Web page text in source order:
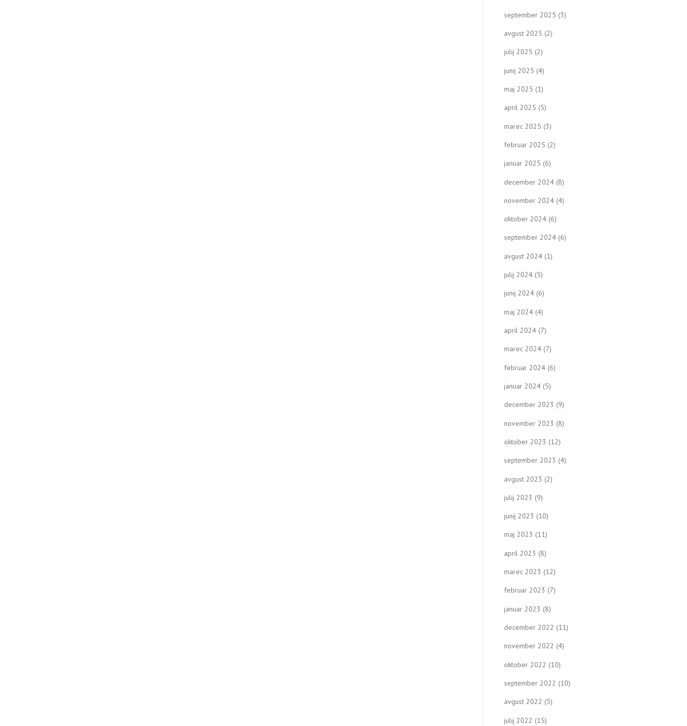
september 2025 (3)
avgust 2025 (2)
julij 2025 (2)
junij 2025 (4)
maj 2025 (1)
april 2025 (5)
marec 2025 (3)
februar 2025 (2)
januar 2025 (6)
december 2024 (8)
november 2024 (4)
oktober 2024 (6)
september 2024 (6)
avgust 2024 (1)
julij 2024 (5)
junij 2024 (6)
maj 2024 (4)
april 2024 (7)
marec 2024 (7)
februar 2024 (6)
januar 2024 (5)
december 2023 (9)
november 2023 (8)
oktober 2023 (12)
september 2023 (4)
avgust 2023 (2)
julij 2023 (9)
junij 2023 (10)
maj 2023 (11)
april 2023 (8)
marec 2023 (12)
februar 2023 (7)
januar 2023 (8)
december 2022 (11)
november 2022 (4)
oktober 2022 (10)
september 2022 (10)
avgust 2022 (5)
julij 2022 (15)